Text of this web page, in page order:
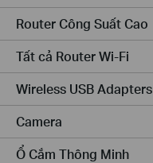
Router Công Suất Cao
Tất cả Router Wi-Fi
Wireless USB Adapters
Camera
Ổ Cắm Thông Minh